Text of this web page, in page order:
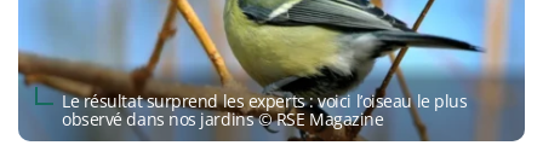
Le résultat surprend les experts : voici l’oiseau le plus
observé dans nos jardins © RSE Magazine